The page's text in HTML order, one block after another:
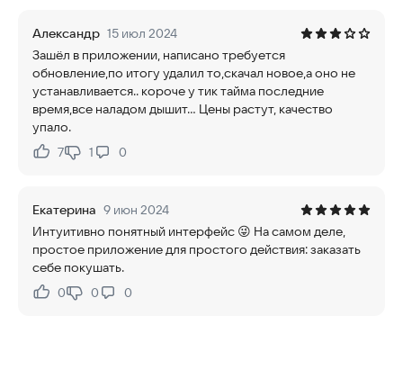
Александр 15 июл 2024
Зашёл в приложении, написано требуется
обновление,по итогу удалил то,скачал новое,а оно не
устанавливается.. короче у тик тайма последние
время,все наладом дышит... Цены растут, качество
упало.
Нравится:
7Не нравится:
1 0
Екатерина 9 июн 2024
Интуитивно понятный интерфейс 😜 На самом деле,
простое приложение для простого действия: заказать
себе покушать.
Нравится:
0Не нравится:
0 0